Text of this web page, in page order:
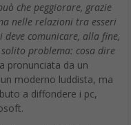
che peggiorare, grazie
nelle relazioni tra esseri
comunicare, alla fine,
problema: cosa dire
pronunciata da un
moderno luddista, ma
a diffondere i pc,